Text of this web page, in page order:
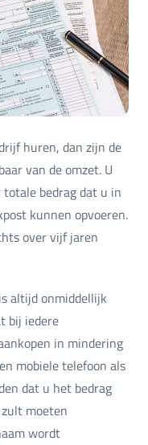
huren, dan zijn de
van de omzet. U
bedrag dat u in
kunnen opvoeren.
over vijf jaren
altijd onmiddellijk
bij iedere
in mindering
mobiele telefoon als
dat u het bedrag
moeten
wordt